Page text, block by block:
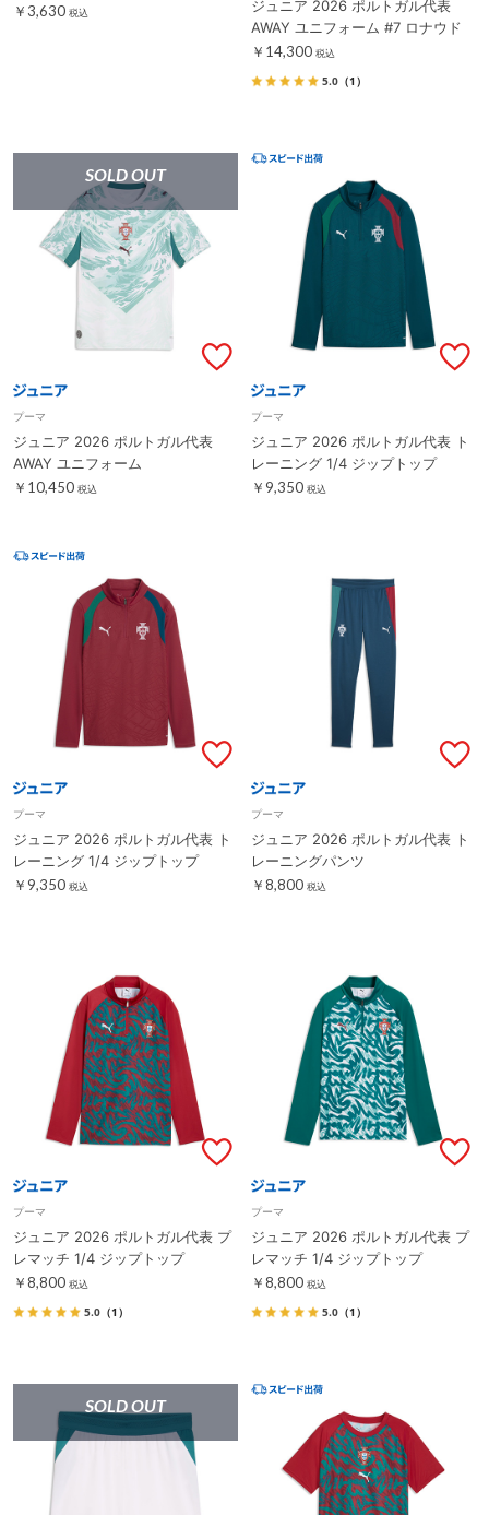
￥3,630 税込
ジュニア 2026 ポルトガル代表
AWAY ユニフォーム #7 ロナウド
￥14,300 税込
5.0 （1）
SOLD OUT
プーマ
ジュニア 2026 ポルトガル代表
AWAY ユニフォーム
￥10,450 税込
プーマ
ジュニア 2026 ポルトガル代表 ト
レーニング 1/4 ジップトップ
￥9,350 税込
プーマ
ジュニア 2026 ポルトガル代表 ト
レーニング 1/4 ジップトップ
￥9,350 税込
プーマ
ジュニア 2026 ポルトガル代表 ト
レーニングパンツ
￥8,800 税込
プーマ
ジュニア 2026 ポルトガル代表 プ
レマッチ 1/4 ジップトップ
￥8,800 税込
5.0 （1）
プーマ
ジュニア 2026 ポルトガル代表 プ
レマッチ 1/4 ジップトップ
￥8,800 税込
5.0 （1）
SOLD OUT